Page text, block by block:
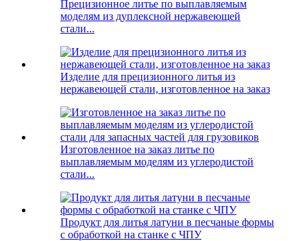
Прецизионное литье по выплавляемым
моделям из дуплексной нержавеющей
стали...
Изделие для прецизионного литья из
нержавеющей стали, изготовленное на заказ
Изготовленное на заказ литье по
выплавляемым моделям из углеродистой
стали...
Продукт для литья латуни в песчаные формы
с обработкой на станке с ЧПУ